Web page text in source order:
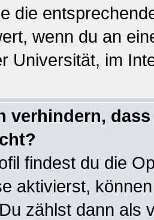
die
wenn du an
Universität, im
verhindern,
findest du die
aktivierst,
zählst dann als